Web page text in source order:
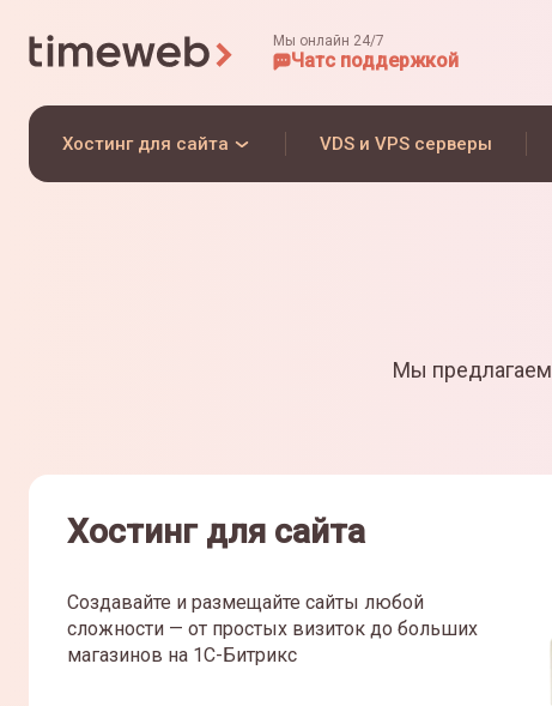
Мы онлайн 24/7
Чатс поддержкой
Хостинг для сайта VDS и VPS серверы
Мы
Хостинг для сайта
Создавайте и размещайте сайты любой
сложности — от простых визиток до больших
магазинов на 1С-Битрикс